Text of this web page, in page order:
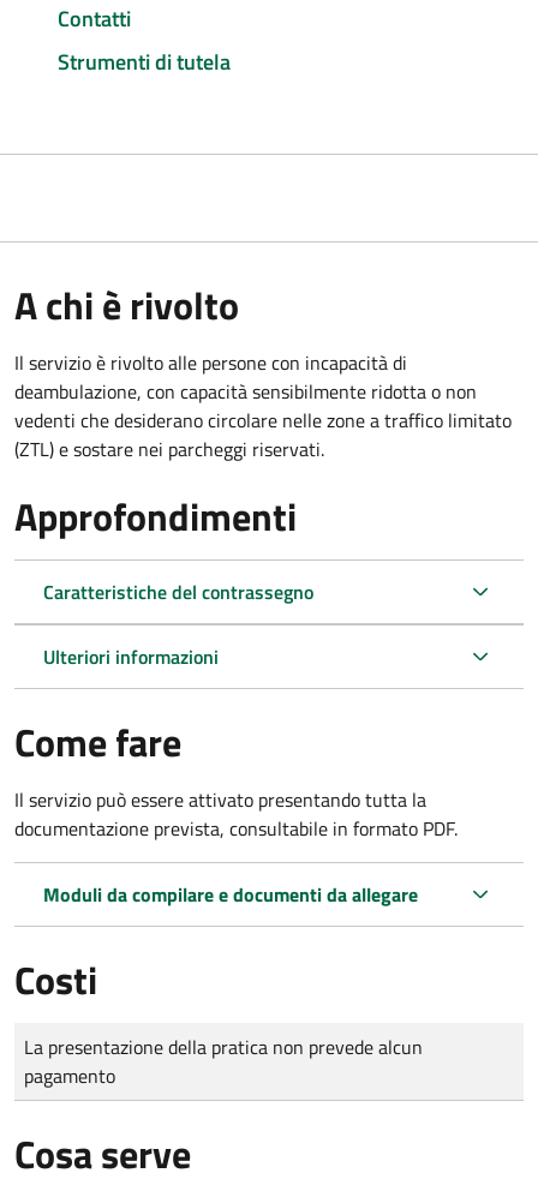
Contatti
Strumenti di tutela
A chi è rivolto
Il servizio è rivolto alle persone con incapacità di
deambulazione, con capacità sensibilmente ridotta o non
vedenti che desiderano circolare nelle zone a traffico limitato
(ZTL) e sostare nei parcheggi riservati.
Approfondimenti
Caratteristiche del contrassegno
Ulteriori informazioni
Come fare
Il servizio può essere attivato presentando tutta la
documentazione prevista, consultabile in formato PDF.
Moduli da compilare e documenti da allegare
Costi
Tipo di pagamento
Importo
La presentazione della pratica non prevede alcun
pagamento
Cosa serve